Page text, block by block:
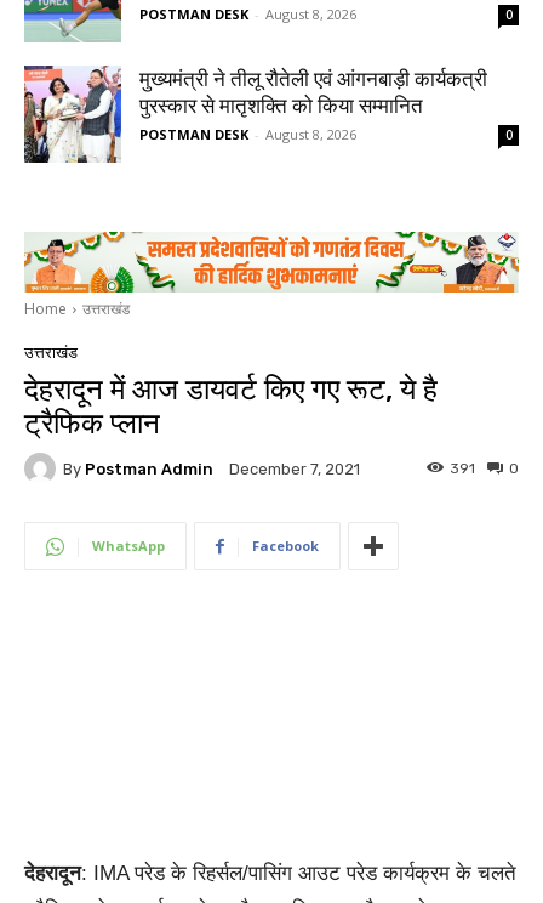
POSTMAN DESK - August 8, 2026 0
मुख्यमंत्री ने तीलू रौतेली एवं आंगनबाड़ी कार्यकत्री
पुरस्कार से मातृशक्ति को किया सम्मानित
POSTMAN DESK - August 8, 2026 0